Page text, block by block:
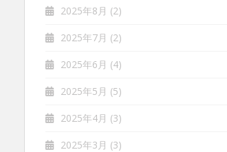
2025年8月 (2)
2025年7月 (2)
2025年6月 (4)
2025年5月 (5)
2025年4月 (3)
2025年3月 (3)